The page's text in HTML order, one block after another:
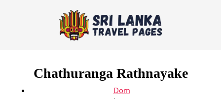
Chathuranga Rathnayake
Dom